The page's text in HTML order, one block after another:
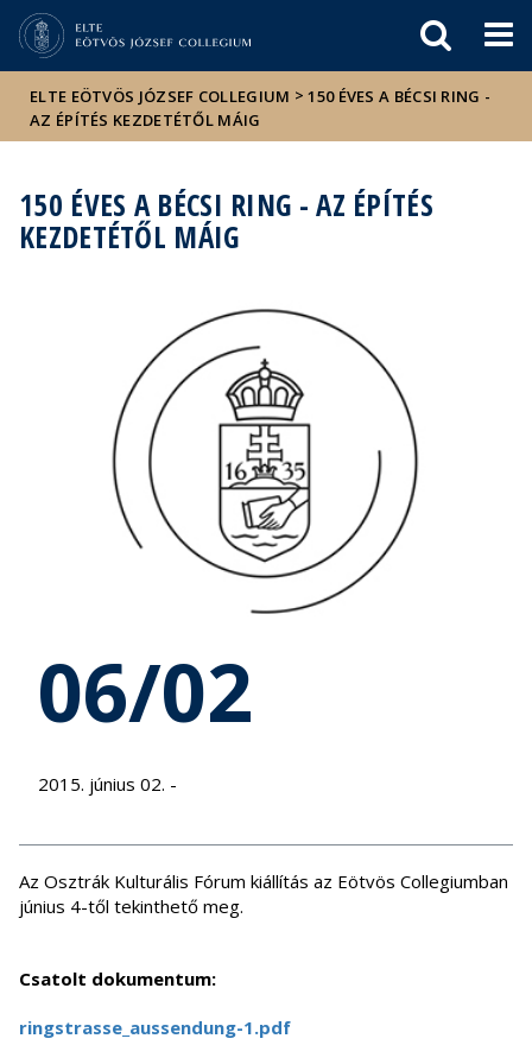
sajtóban
ELTE EÖTVÖS JÓZSEF COLLEGIUM >150 ÉVES A BÉCSI RING -
AZ ÉPÍTÉS KEZDETÉTŐL MÁIG
150 ÉVES A BÉCSI RING - AZ ÉPÍTÉS
KEZDETÉTŐL MÁIG
06/02
2015. június 02. -
Az Osztrák Kulturális Fórum kiállítás az Eötvös Collegiumban
június 4-től tekinthető meg.
Csatolt dokumentum:
ringstrasse_aussendung-1.pdf